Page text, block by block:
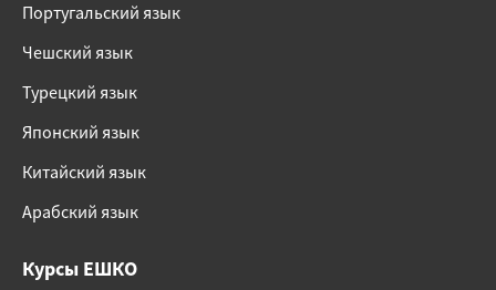
Португальский язык
Чешский язык
Турецкий язык
Японский язык
Китайский язык
Арабский язык
Курсы ЕШКО